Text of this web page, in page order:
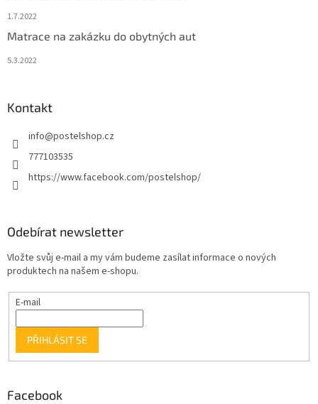
1.7.2022
Matrace na zakázku do obytných aut
5.3.2022
Kontakt
info@postelshop.cz
777103535
https://www.facebook.com/postelshop/
Odebírat newsletter
Vložte svůj e-mail a my vám budeme zasílat informace o nových
produktech na našem e-shopu.
E-mail
PŘIHLÁSIT SE
Facebook